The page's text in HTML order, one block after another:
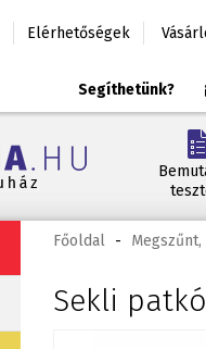
Elérhetőségek
Segíthetünk?
Főoldal -
Sekli